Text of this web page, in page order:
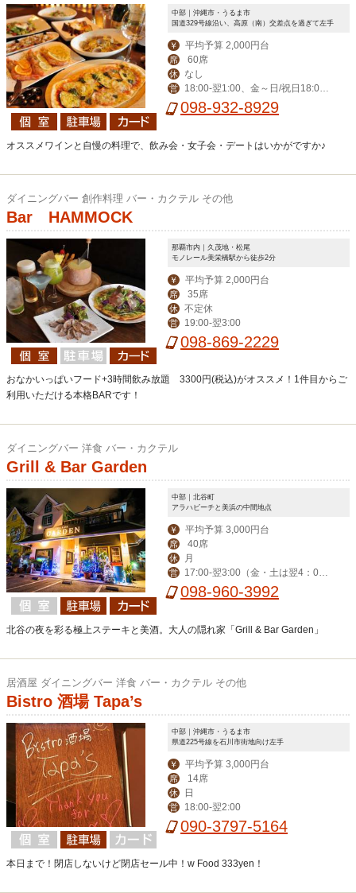
中部｜沖縄市・うるま市
国道329号線沿い、高原（南）交差点を過ぎて左手
￥ 平均予算 2,000円台
席 60席
休 なし
営
18:00‐翌1:00、金～日/祝日18:00-
翌2:00
098-932-8929
オススメワインと自慢の料理で、飲み会・女子会・デートはいかがですか♪
ダイニングバー 創作料理 バー・カクテル その他
Bar HAMMOCK
那覇市内｜久茂地・松尾
モノレール美栄橋駅から徒歩2分
￥ 平均予算 2,000円台
席 35席
休 不定休
営 19:00-翌3:00
098-869-2229
おなかいっぱいフード+3時間飲み放題 3300円(税込)がオススメ！1件目からご
利用いただける本格BARです！
ダイニングバー 洋食 バー・カクテル
Grill & Bar Garden
中部｜北谷町
アラハビーチと美浜の中間地点
￥ 平均予算 3,000円台
席 40席
休 月
営
17:00-翌3:00（金・土は翌4：00
迄） ※ハッピーアワー17:00-19:00
098-960-3992
北谷の夜を彩る極上ステーキと美酒。大人の隠れ家「Grill & Bar Garden」
居酒屋 ダイニングバー 洋食 バー・カクテル その他
Bistro 酒場 Tapa’s
中部｜沖縄市・うるま市
県道225号線を石川市街地向け左手
￥ 平均予算 3,000円台
席 14席
休 日
営 18:00-翌2:00
090-3797-5164
本日まで！閉店しないけど閉店セール中！w Food 333yen！